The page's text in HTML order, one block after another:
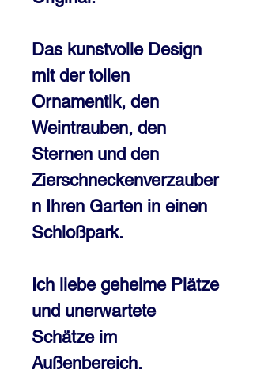
Das kunstvolle Design
mit der tollen
Ornamentik, den
Weintrauben, den
Sternen und den
Zierschneckenverzauber
n Ihren Garten in einen
Schloßpark.
Ich liebe geheime Plätze
und unerwartete
Schätze im
Außenbereich.